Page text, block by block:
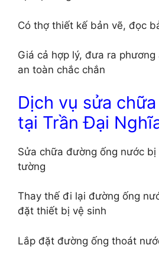
Có thợ thiết kế bản vẽ, đọc
Giá cả hợp lý, đưa ra
an toàn chắc chắn
Dịch vụ sửa
tại Trần Đại
Sửa chữa đường ống nước
tường
Thay thế đi lại đường ống
đặt thiết bị vệ sinh
Lắp đặt đường ống thoát